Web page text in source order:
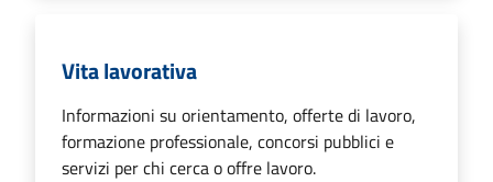
Vita lavorativa
Informazioni su orientamento, offerte di lavoro,
formazione professionale, concorsi pubblici e
servizi per chi cerca o offre lavoro.